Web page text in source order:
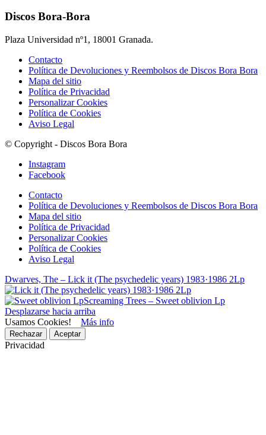
Discos Bora-Bora
Plaza Universidad nº1, 18001 Granada.
Contacto
Política de Devoluciones y Reembolsos de Discos Bora Bora
Mapa del sitio
Política de Privacidad
Personalizar Cookies
Política de Cookies
Aviso Legal
© Copyright - Discos Bora Bora
Instagram
Facebook
Contacto
Política de Devoluciones y Reembolsos de Discos Bora Bora
Mapa del sitio
Política de Privacidad
Personalizar Cookies
Política de Cookies
Aviso Legal
Dwarves, The – Lick it (The psychedelic years) 1983·1986 2Lp
Screaming Trees – Sweet oblivion Lp
Desplazarse hacia arriba
Usamos Cookies! Más info
Rechazar Aceptar
Privacidad